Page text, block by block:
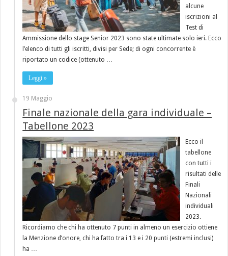
alcune
iscrizioni al
Test di
Ammissione dello stage Senior 2023 sono state ultimate solo ieri. Ecco
l’elenco di tutti gli iscritti, divisi per Sede; di ogni concorrente è
riportato un codice (ottenuto …
Leggi »
19 Maggio
Finale nazionale della gara individuale –
Tabellone 2023
Ecco il
tabellone
con tutti i
risultati delle
Finali
Nazionali
individuali
2023.
Ricordiamo che chi ha ottenuto 7 punti in almeno un esercizio ottiene
la Menzione d’onore, chi ha fatto tra i 13 e i 20 punti (estremi inclusi)
ha …